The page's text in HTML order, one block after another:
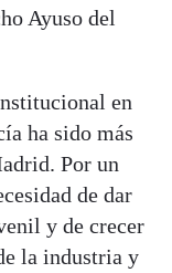
Ayuso del
en
ha sido más
Por un
de dar
y de crecer
la industria y